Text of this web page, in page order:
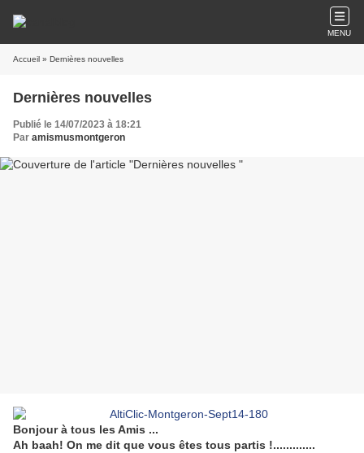
MENU
Accueil » Dernières nouvelles
Dernières nouvelles
Publié le 14/07/2023 à 18:21
Par amismusmontgeron
Bonjour à tous les Amis ...
Ah baah! On me dit que vous êtes tous partis !.............